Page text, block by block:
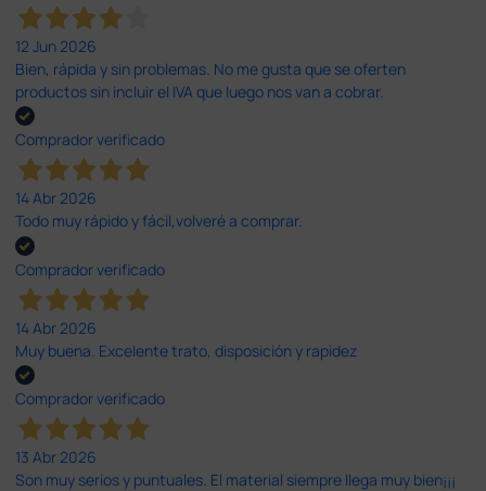
12 Jun 2026
Bien, rápida y sin problemas. No me gusta que se oferten
productos sin incluir el IVA que luego nos van a cobrar.
Comprador verificado
14 Abr 2026
Todo muy rápido y fácil,volveré a comprar.
Comprador verificado
14 Abr 2026
Muy buena. Excelente trato, disposición y rapidez
Comprador verificado
13 Abr 2026
Son muy serios y puntuales. El material siempre llega muy bien¡¡¡